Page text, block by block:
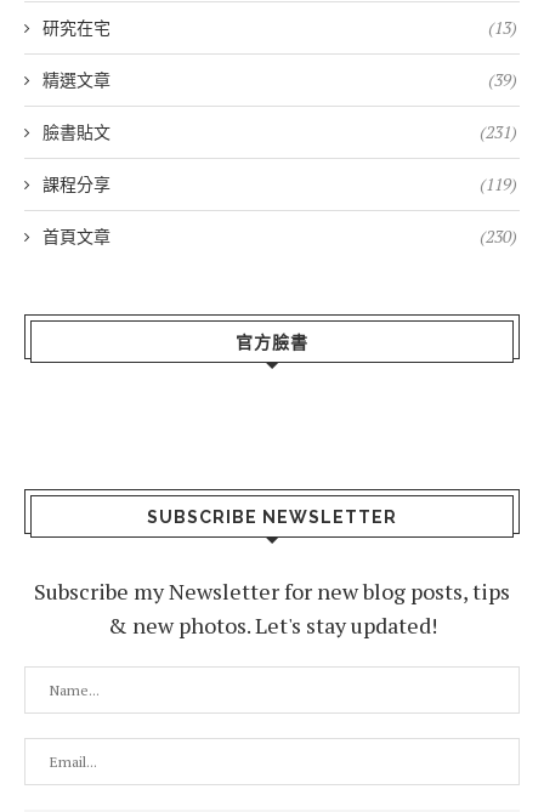
研究在宅 (13)
精選文章 (39)
臉書貼文 (231)
課程分享 (119)
首頁文章 (230)
官方臉書
SUBSCRIBE NEWSLETTER
Subscribe my Newsletter for new blog posts, tips
& new photos. Let's stay updated!